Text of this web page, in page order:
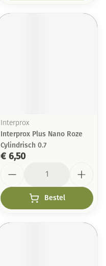
Interprox
Interprox Plus Nano Roze
Cylindrisch 0.7
€ 6,50
Bestel